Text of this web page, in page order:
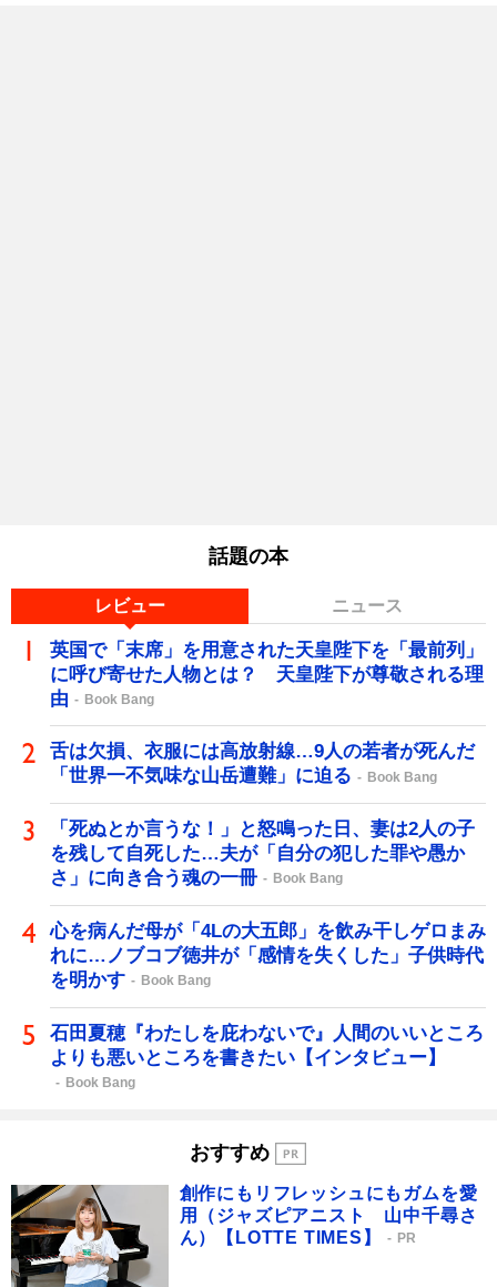
話題の本
レビュー ニュース
英国で「末席」を用意された天皇陛下を「最前列」
に呼び寄せた人物とは？ 天皇陛下が尊敬される理
由
Book Bang
舌は欠損、衣服には高放射線…9人の若者が死んだ
「世界一不気味な山岳遭難」に迫る
Book Bang
「死ぬとか言うな！」と怒鳴った日、妻は2人の子
を残して自死した…夫が「自分の犯した罪や愚か
さ」に向き合う魂の一冊
Book Bang
心を病んだ母が「4Lの大五郎」を飲み干しゲロまみ
れに…ノブコブ徳井が「感情を失くした」子供時代
を明かす
Book Bang
石田夏穂『わたしを庇わないで』人間のいいところ
よりも悪いところを書きたい【インタビュー】
Book Bang
おすすめ
創作にもリフレッシュにもガムを愛
用（ジャズピアニスト 山中千尋さ
ん）【LOTTE TIMES】
PR